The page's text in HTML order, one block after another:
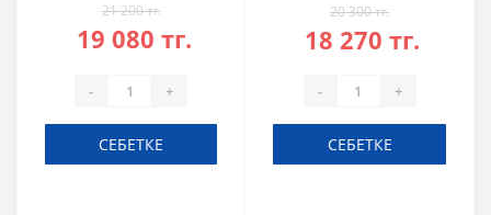
21 200 тг.
19 080 тг.
- +
СЕБЕТКЕ
20 300 тг.
18 270 тг.
- +
СЕБЕТКЕ